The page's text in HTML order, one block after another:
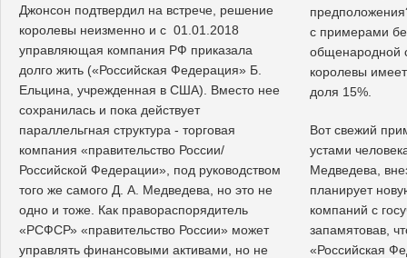
с примерами
общенародной
королевы
доля 15%.
Вот свежий
устами
Медведева,
планирует
компаний с
запамятовав,
«Российская
Джонсон подтвердил на встрече, решение
королевы неизменно и с 01.01.2018
управляющая компания РФ приказала
долго жить («Российская Федерация» Б.
Ельцина, учрежденная в США). Вместо нее
сохранилась и пока действует
параллельгная структура - торговая
компания «правительство России/
Российской Федерации», под руководством
того же самого Д. А. Медведева, но это не
одно и тоже. Как правораспорядитель
«РСФСР» «правительство России» может
управлять финансовыми активами, но не